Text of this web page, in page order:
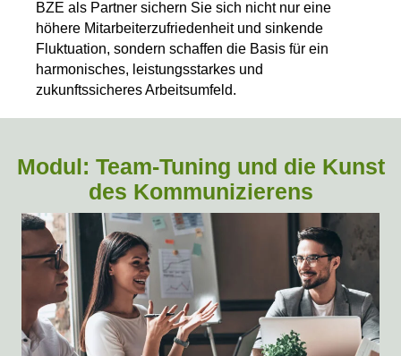
BZE als Partner sichern Sie sich nicht nur eine
höhere Mitarbeiterzufriedenheit und sinkende
Fluktuation, sondern schaffen die Basis für ein
harmonisches, leistungsstarkes und
zukunftssicheres Arbeitsumfeld.
Modul: Team-Tuning und die Kunst
des Kommunizierens